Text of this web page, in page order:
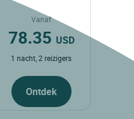
Vanaf
78.35 USD
1 nacht, 2 reizigers
Ontdek